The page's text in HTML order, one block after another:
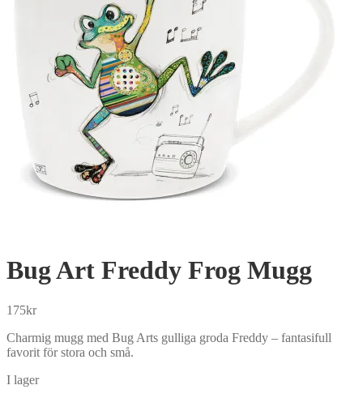
Bug Art Freddy Frog Mugg
175kr
Charmig mugg med Bug Arts gulliga groda Freddy – fantasifull
favorit för stora och små.
I lager